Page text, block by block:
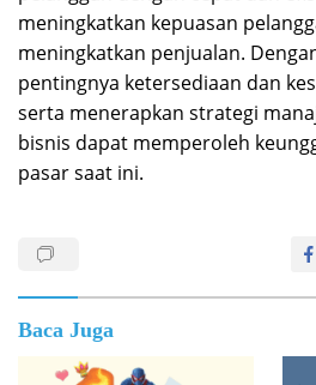
meningkatkan kepuasan
meningkatkan penjualan.
pentingnya ketersediaan dan
serta menerapkan strategi
bisnis dapat memperoleh
pasar saat ini.
Baca Juga